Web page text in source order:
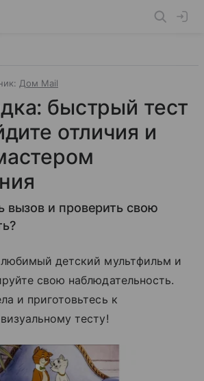
Дом Mail
быстрый тест
отличия и
вызов и проверить свою
детский мультфильм и
свою наблюдательность.
и приготовьтесь к
тесту!